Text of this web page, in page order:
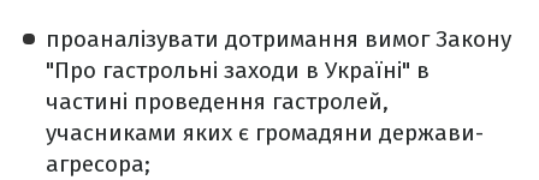
проаналізувати дотримання вимог Закону
"Про гастрольні заходи в Україні" в
частині проведення гастролей,
учасниками яких є громадяни держави-
агресора;